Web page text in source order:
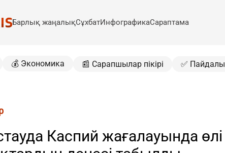
Барлық жаңалықСұхбатИнфографикаСараптама
💰 Экономика 📰 Сарапшылар пікірі ✅ Пайдалы
Каспий жағалауында өлі